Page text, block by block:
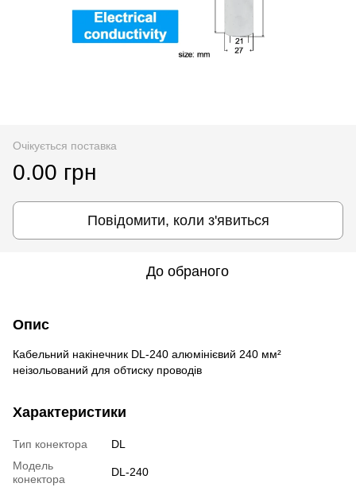
Очікується поставка
0.00 грн
Повідомити, коли з'явиться
До обраного
Опис
Кабельний накінечник DL-240 алюмінієвий 240 мм²
неізольований для обтиску проводів
Характеристики
Тип конектора
DL
Модель
конектора
DL-240